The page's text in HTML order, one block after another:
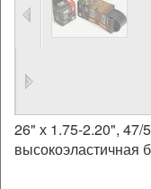
26" х 1.75-2.20", 47/
высокоэластичная